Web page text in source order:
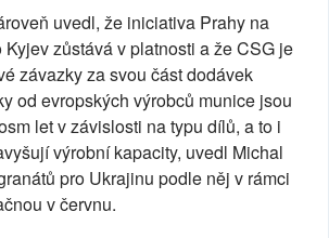
uvedl, že iniciativa Prahy na
zůstává v platnosti a že CSG je
závazky za svou část dodávek
od evropských výrobců munice jsou
let v závislosti na typu dílů, a to i
výrobní kapacity, uvedl Michal
pro Ukrajinu podle něj v rámci
v červnu.